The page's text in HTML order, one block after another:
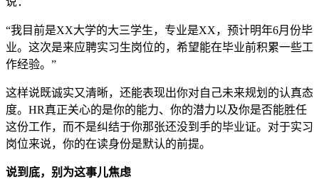
“我目前是XX大学的大三学生，专业是XX，预计明年6月份毕
业。这次是来应聘实习生岗位的，希望能在毕业前积累一些工
作经验。”
这样说既诚实又清晰，还能表现出你对自己未来规划的认真态
度。HR真正关心的是你的能力、你的潜力以及你是否能胜任
这份工作，而不是纠结于你那张还没到手的毕业证。对于实习
岗位来说，你的在读身份是默认的前提。
说到底，别为这事儿焦虑